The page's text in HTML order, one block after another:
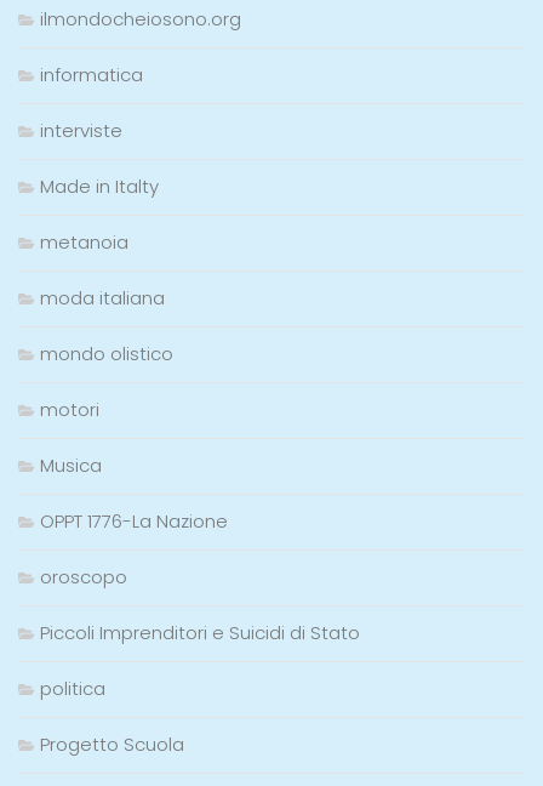
ilmondocheiosono.org
informatica
interviste
Made in Italty
metanoia
moda italiana
mondo olistico
motori
Musica
OPPT 1776-La Nazione
oroscopo
Piccoli Imprenditori e Suicidi di Stato
politica
Progetto Scuola